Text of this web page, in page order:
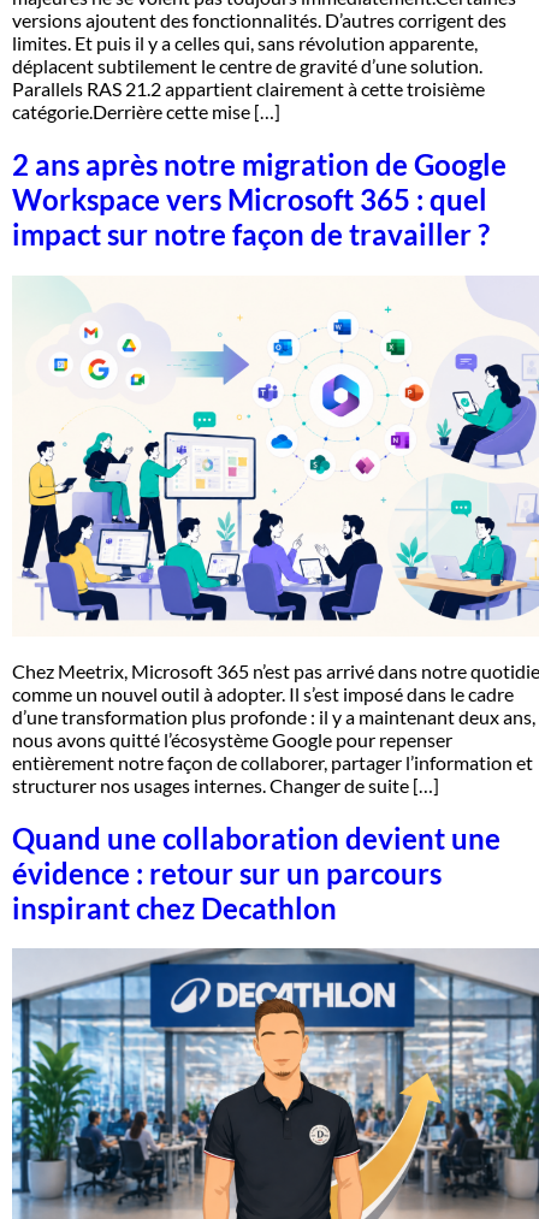
versions ajoutent des fonctionnalités. D’autres corrigent des
limites. Et puis il y a celles qui, sans révolution apparente,
déplacent subtilement le centre de gravité d’une solution.
Parallels RAS 21.2 appartient clairement à cette troisième
catégorie.Derrière cette mise […]
2 ans après notre migration de Google
Workspace vers Microsoft 365 : quel
impact sur notre façon de travailler ?
Chez Meetrix, Microsoft 365 n’est pas arrivé dans notre
comme un nouvel outil à adopter. Il s’est imposé dans le cadre
d’une transformation plus profonde : il y a maintenant deux ans,
nous avons quitté l’écosystème Google pour repenser
entièrement notre façon de collaborer, partager l’information et
structurer nos usages internes. Changer de suite […]
Quand une collaboration devient une
évidence : retour sur un parcours
inspirant chez Decathlon